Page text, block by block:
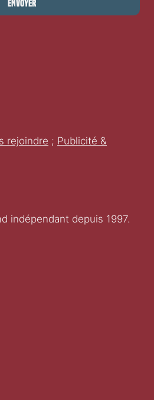
Envoyer
indépendant depuis 1997.
rejoindre ; Publicité &